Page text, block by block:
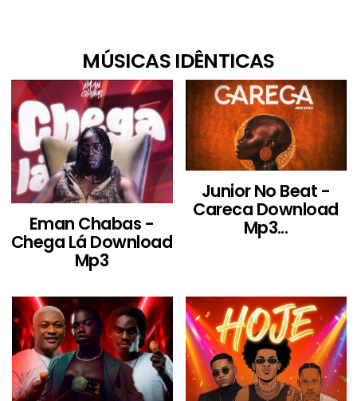
MÚSICAS IDÊNTICAS
Eman Chabas -
Chega Lá Download
Mp3
Junior No Beat -
Careca Download
Mp3...